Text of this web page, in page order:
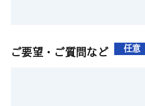
ご要望・ご質問など 任意